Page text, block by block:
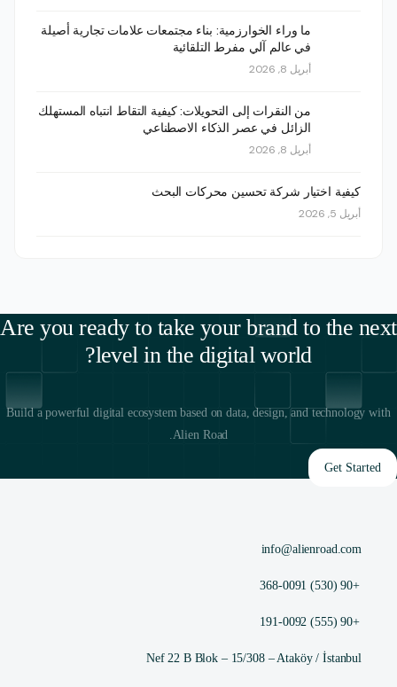
ما وراء الخوارزمية: بناء مجتمعات علامات تجارية أصيلة
في عالم آلي مفرط التلقائية
أبريل 8, 2026
من النقرات إلى التحويلات: كيفية التقاط انتباه المستهلك
الزائل في عصر الذكاء الاصطناعي
أبريل 8, 2026
كيفية اختيار شركة تحسين محركات البحث
أبريل 5, 2026
Are you ready to take your brand to the next
level in the digital world?
Build a powerful digital ecosystem based on data, design, and technology with
Alien Road.
Get Started
info@alienroad.com
+90 (530) 368-0091
+90 (555) 191-0092
Nef 22 B Blok – 15/308 – Ataköy / İstanbul